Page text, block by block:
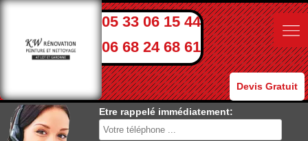
05 33 06 15 44
06 68 24 68 61
Devis Gratuit
Etre rappelé immédiatement: